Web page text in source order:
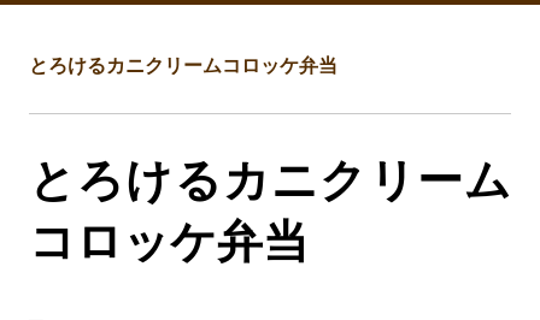
とろけるカニクリームコロッケ弁当
とろけるカニクリーム
コロッケ弁当